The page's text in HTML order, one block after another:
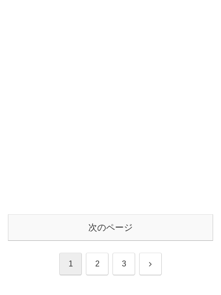
次のページ
1 2 3 次